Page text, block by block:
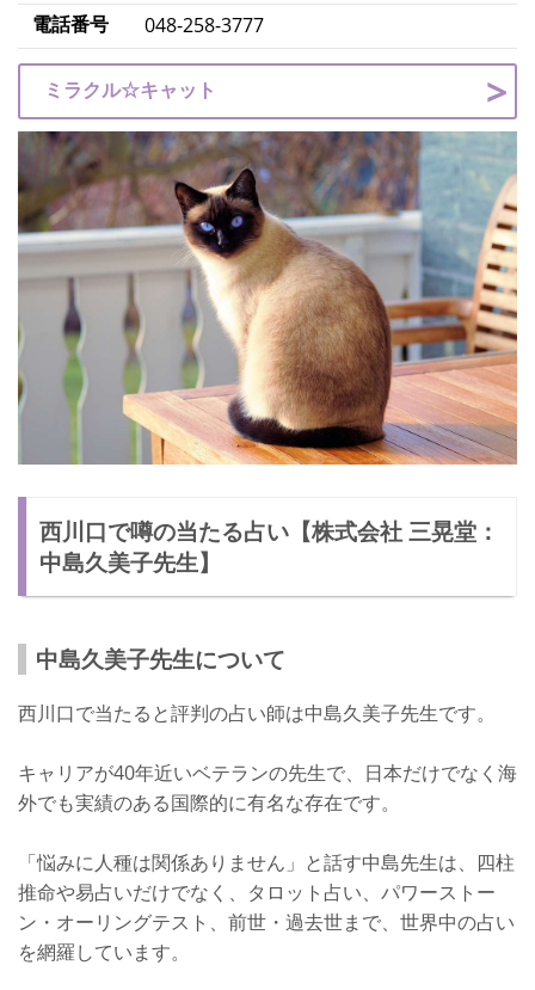
電話番号
048-258-3777
ミラクル☆キャット
西川口で噂の当たる占い【株式会社 三晃堂：
中島久美子先生】
中島久美子先生について
西川口で当たると評判の占い師は中島久美子先生です。
キャリアが40年近いベテランの先生で、日本だけでなく海
外でも実績のある国際的に有名な存在です。
「悩みに人種は関係ありません」と話す中島先生は、四柱
推命や易占いだけでなく、タロット占い、パワーストー
ン・オーリングテスト、前世・過去世まで、世界中の占い
を網羅しています。